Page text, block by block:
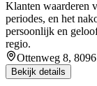
Klanten waarderen
periodes, en het
persoonlijk en
regio.
Ottenweg 8,
Bekijk details